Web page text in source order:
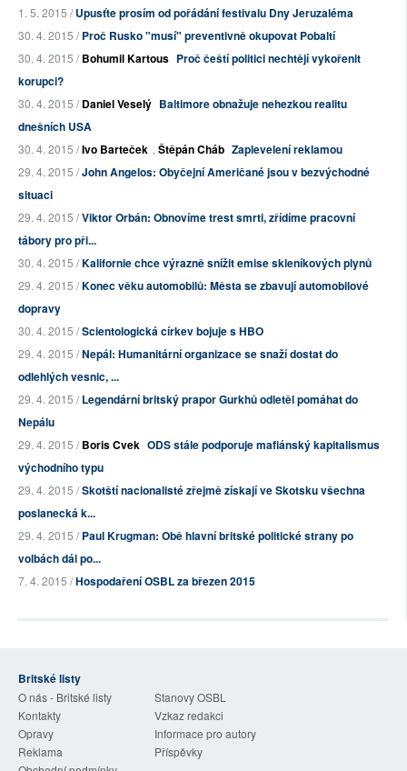
1. 5. 2015 /Upusťte prosím od pořádání festivalu Dny Jeruzaléma
30. 4. 2015 /Proč Rusko "musí" preventivně okupovat Pobaltí
30. 4. 2015 /Bohumil Kartous Proč čeští politici nechtějí vykořenit
korupci?
30. 4. 2015 /Daniel Veselý Baltimore obnažuje nehezkou realitu
dnešních USA
30. 4. 2015 /Ivo Barteček , Štěpán Cháb Zaplevelení reklamou
29. 4. 2015 /John Angelos: Obyčejní Američané jsou v bezvýchodné
situaci
29. 4. 2015 /Viktor Orbán: Obnovíme trest smrti, zřídíme pracovní
tábory pro při...
30. 4. 2015 /Kalifornie chce výrazně snížit emise skleníkových plynů
29. 4. 2015 /Konec věku automobilů: Města se zbavují automobilové
dopravy
30. 4. 2015 /Scientologická církev bojuje s HBO
29. 4. 2015 /Nepál: Humanitární organizace se snaží dostat do
odlehlých vesnic, ...
29. 4. 2015 /Legendární britský prapor Gurkhů odletěl pomáhat do
Nepálu
29. 4. 2015 /Boris Cvek ODS stále podporuje mafiánský kapitalismus
východního typu
29. 4. 2015 /Skotští nacionalisté zřejmě získají ve Skotsku všechna
poslanecká k...
29. 4. 2015 /Paul Krugman: Obě hlavní britské politické strany po
volbách dál po...
7. 4. 2015 /Hospodaření OSBL za březen 2015
Britské listy
O nás - Britské listy
Stanovy OSBL
Kontakty
Vzkaz redakci
Opravy
Informace pro autory
Reklama
Příspěvky